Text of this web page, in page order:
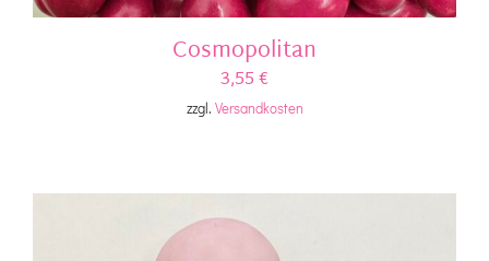
Cosmopolitan
3,55€
zzgl. Versandkosten